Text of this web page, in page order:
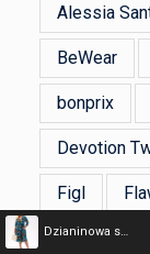
Dzianinowa sukienka Emilia – kwiatowa elegancja i wygoda PLUS SIZE XXL – kolor – stock_21555
Alessia
BeWear
bonprix
Devotion
Figl
Hultaj Polski